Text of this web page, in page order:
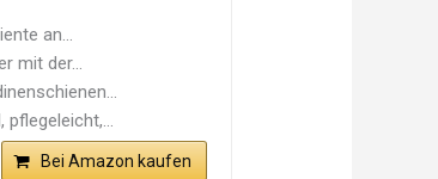
an...
mit der...
Bei Amazon kaufen